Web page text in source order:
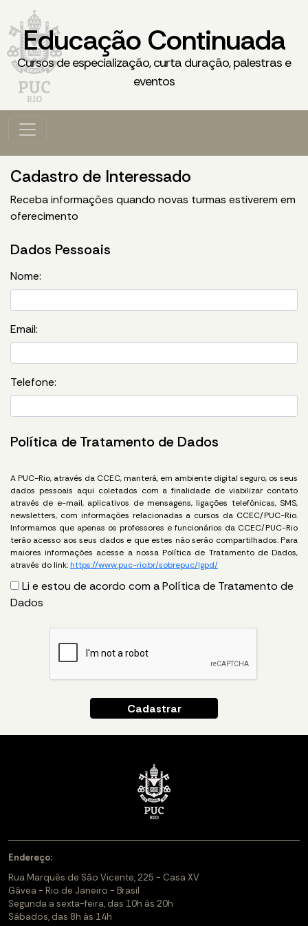
Educação Continuada
Cursos de especialização, curta duração, palestras e
eventos
Cadastro de Interessado
Receba informações quando novas turmas estiverem em
oferecimento
Dados Pessoais
Nome:
Email:
Telefone:
Política de Tratamento de Dados
A PUC-Rio, através da CCEC, manterá, em ambiente digital seguro, os seus
dados pessoais aqui coletados com a finalidade de viabilizar contato
através de e-mail, aplicativos de mensagens, ligações telefônicas, SMS,
newsletters, com informações relacionadas a cursos da CCEC/PUC-Rio.
Informamos que apenas os professores e funcionários da CCEC/PUC-Rio
terão acesso aos seus dados e que estes não serão compartilhados. Para
maiores informações acesse a nossa Política de Tratamento de Dados,
através do link: https://www.puc-rio.br/sobrepuc/lgpd/
Li e estou de acordo com a Política de Tratamento de
Dados
Endereço:
Rua Marquês de São Vicente, 225 - Casa XV
Gávea - Rio de Janeiro - Brasil
Segunda a sexta-feira, das 10h às 20h
Sábados, das 8h às 14h